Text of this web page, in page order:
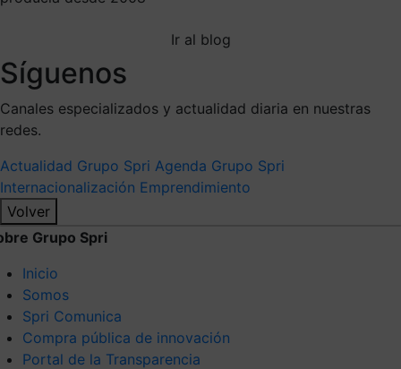
Ir al blog
Síguenos
Canales especializados y actualidad diaria en nuestras
redes.
Actualidad Grupo Spri Agenda Grupo Spri
Internacionalización Emprendimiento
Volver
Grupo Spri
Inicio
Somos
Spri Comunica
Compra pública de innovación
Portal de la Transparencia